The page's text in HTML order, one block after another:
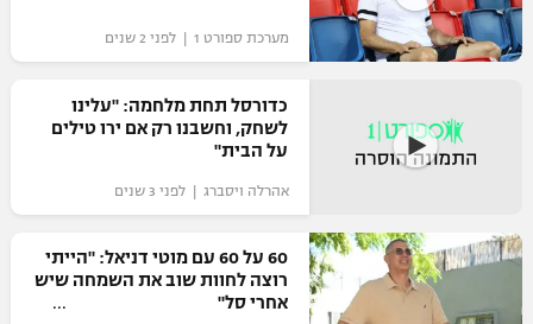
תוצאות
לוח שידורים
"מעל הליגה" – פודקאסט
הפועל תל אביב
הפועל באר שבע
בני יהודה
ליגה הולנדית
ליגה סינית
ליגות נוספות
דני אבדיה
שחייה
אגרוף
UFC
היאבקות WWE
מערכת ספורט 1 | לפני 2 שנים
כדורסל תחת מלחמה: "עלינו
לשחק, וחשבנו רק אם ירו טילים
על הבית"
אהרלה ויסברג | לפני 3 שנים
60 על 60 עם מוטי דניאל: "הייתי
רוצה לחוות שוב את השמחה שיש
אחרי סל"